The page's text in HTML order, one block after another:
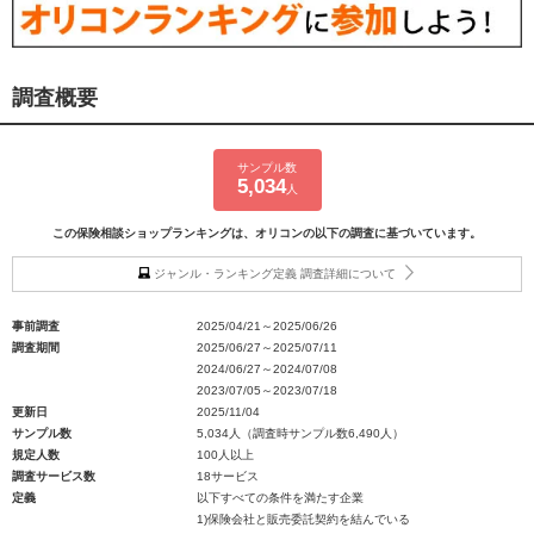
調査概要
サンプル数
5,034人
この保険相談ショップランキングは、オリコンの以下の調査に基づいています。
ジャンル・ランキング定義 調査詳細について
事前調査
2025/04/21～2025/06/26
調査期間
2025/06/27～2025/07/11
2024/06/27～2024/07/08
2023/07/05～2023/07/18
更新日
2025/11/04
サンプル数
5,034人（調査時サンプル数6,490人）
規定人数
100人以上
調査サービス数
18サービス
定義
以下すべての条件を満たす企業
1)保険会社と販売委託契約を結んでいる